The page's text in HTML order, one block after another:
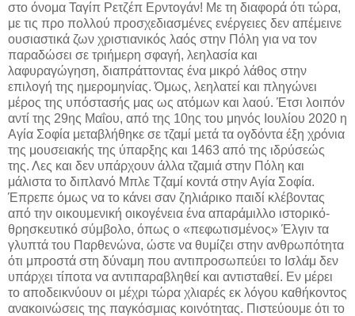
στο όνομα Ταγίπ Ρετζέπ Ερντογάν! Με τη διαφορά ότι τώρα,
με τις προ πολλού προσχεδιασμένες ενέργειες δεν απέμεινε
ουσιαστικά ζων χριστιανικός λαός στην Πόλη για να τον
παραδώσει σε τριήμερη σφαγή, λεηλασία και
λαφυραγώγηση, διαπράττοντας ένα μικρό λάθος στην
επιλογή της ημερομηνίας. Όμως, λεηλατεί και πληγώνει
μέρος της υπόστασής μας ως ατόμων και λαού. Έτσι λοιπόν
αντί της 29ης Μαΐου, από της 10ης του μηνός Ιουλίου 2020 η
Αγία Σοφία μεταβλήθηκε σε τζαμί μετά τα ογδόντα έξη χρόνια
της μουσειακής της ύπαρξης και 1463 από της ιδρύσεώς
της. Λες και δεν υπάρχουν άλλα τζαμιά στην Πόλη και
μάλιστα το διπλανό Μπλε Τζαμί κοντά στην Αγία Σοφία.
Έπρεπε όμως να το κάνει σαν ζηλιάρικο παιδί κλέβοντας
από την οικουμενική οικογένεια ένα απαράμιλλο ιστορικό-
θρησκευτικό σύμβολο, όπως ο «πεφωτισμένος» Έλγιν τα
γλυπτά του Παρθενώνα, ώστε να θυμίζει στην ανθρωπότητα
ότι μπροστά στη δύναμη που αντιπροσωπεύει το Ισλάμ δεν
υπάρχει τίποτα να αντιπαραβληθεί και αντισταθεί. Εν μέρει
το αποδεικνύουν οι μέχρι τώρα χλιαρές εκ λόγου καθήκοντος
ανακοινώσεις της παγκόσμιας κοινότητας. Πιστεύουμε ότι το